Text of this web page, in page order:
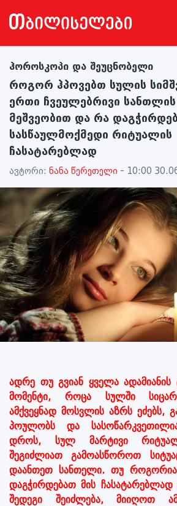
ჰოროსკოპი და შეუცნობელი
როგორ ჰპოვებთ სულის
ერთი ჩვეულებრივი სანთლის
მეშვეობით და რა
სასწაულმოქმედი რიტუალის
ჩასატარებლად
ავტორი: ნანა წერეთელი - 10:00
ადრე თუ გვიან ყველა ადამიანის
მომენტი, როცა სულში
ამქვეყნად მოსვლის აზრს ეძებს,
პოულობს და
დროს, სულ მარტივი
შეგიძლიათ გამოასწოროთ
დაანთეთ სანთელი. თუ
დაგჭირდებათ მის
შედეგი შეიძლება, მიიღოთ